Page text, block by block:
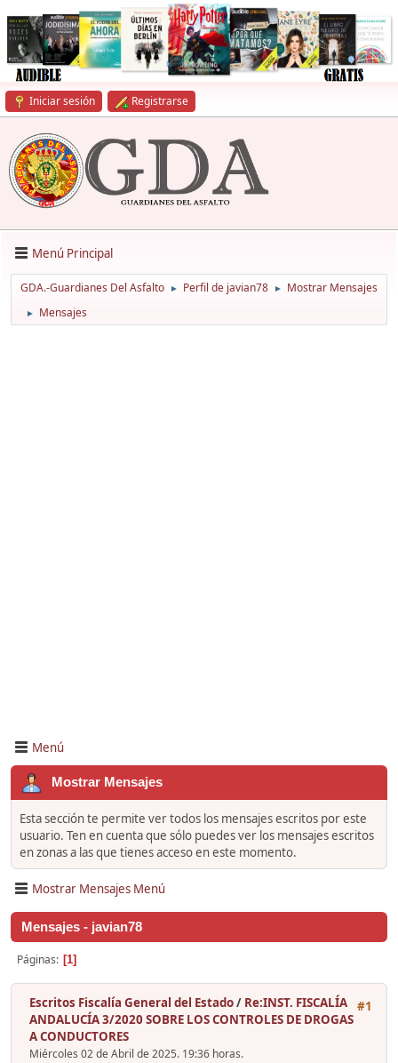
Iniciar sesión Registrarse
Menú Principal
GDA.-Guardianes Del Asfalto ► Perfil de javian78 ► Mostrar Mensajes
► Mensajes
Menú
Mostrar Mensajes
Esta sección te permite ver todos los mensajes escritos por este
usuario. Ten en cuenta que sólo puedes ver los mensajes escritos
en zonas a las que tienes acceso en este momento.
Mostrar Mensajes Menú
Mensajes - javian78
Páginas 1
#1
Escritos Fiscalía General del Estado/ Re:INST. FISCALÍA
ANDALUCÍA 3/2020 SOBRE LOS CONTROLES DE DROGAS
A CONDUCTORES
Miércoles 02 de Abril de 2025. 19:36 horas.